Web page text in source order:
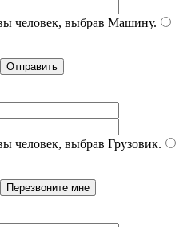
человек, выбрав Машину.
человек, выбрав Грузовик.